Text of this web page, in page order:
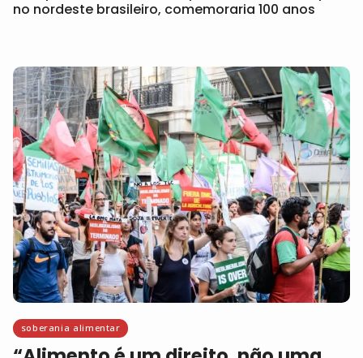
no nordeste brasileiro, comemoraria 100 anos
soberania alimentar